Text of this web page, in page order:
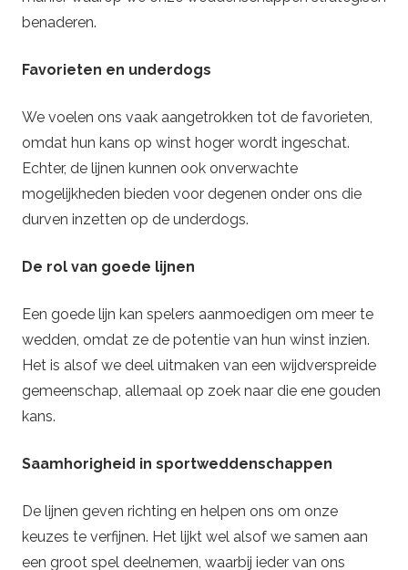
benaderen.
Favorieten en underdogs
We voelen ons vaak aangetrokken tot de favorieten,
omdat hun kans op winst hoger wordt ingeschat.
Echter, de lijnen kunnen ook onverwachte
mogelijkheden bieden voor degenen onder ons die
durven inzetten op de underdogs.
De rol van goede lijnen
Een goede lijn kan spelers aanmoedigen om meer te
wedden, omdat ze de potentie van hun winst inzien.
Het is alsof we deel uitmaken van een wijdverspreide
gemeenschap, allemaal op zoek naar die ene gouden
kans.
Saamhorigheid in sportweddenschappen
De lijnen geven richting en helpen ons om onze
keuzes te verfijnen. Het lijkt wel alsof we samen aan
een groot spel deelnemen, waarbij ieder van ons